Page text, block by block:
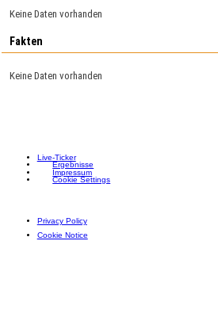
Keine Daten vorhanden
Fakten
Keine Daten vorhanden
Live-Ticker
Ergebnisse
Impressum
Cookie Settings
Privacy Policy
Cookie Notice